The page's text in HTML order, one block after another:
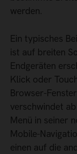
werden.
Ein typisches
ist auf breiten
Endgeräten
Klick oder
Browser-
verschwindet
Menü in seiner
Mobile-
einen auf die